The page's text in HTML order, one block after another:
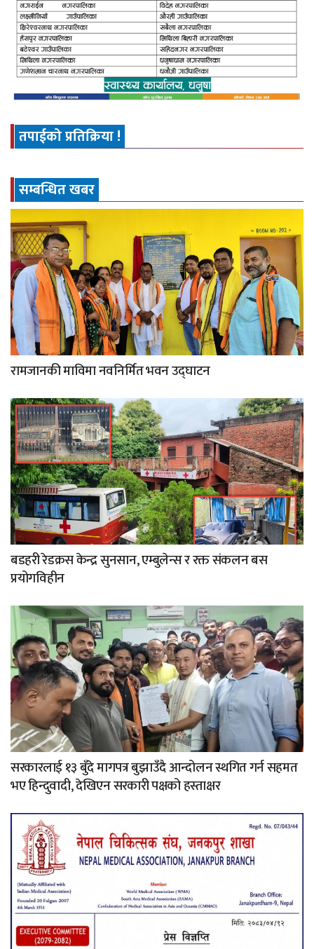
तपाईको प्रतिक्रिया !
सम्बन्धित खबर
रामजानकी माविमा नवनिर्मित भवन उद्घाटन
बडहरी रेडक्रस केन्द्र सुनसान, एम्बुलेन्स र रक्त संकलन बस
प्रयोगविहीन
सरकारलाई १३ बुँदे मागपत्र बुझाउँदै आन्दोलन स्थगित गर्न सहमत
भए हिन्दुवादी, देखिएन सरकारी पक्षको हस्ताक्षर